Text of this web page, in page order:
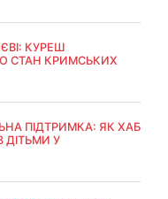
КУРЕШ
СТАН КРИМСЬКИХ
ПІДТРИМКА: ЯК ХАБ
У